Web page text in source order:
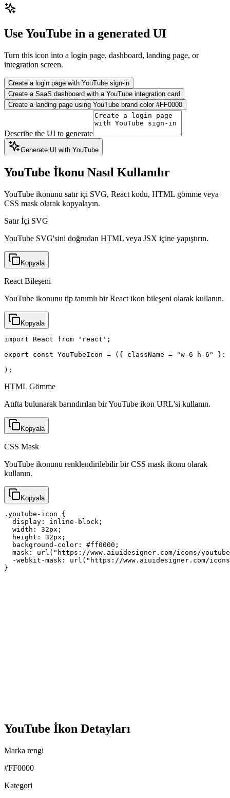
Use YouTube in a generated UI
Turn this icon into a login page, dashboard, landing page, or
integration screen.
Create a login page with YouTube sign-in
Create a SaaS dashboard with a YouTube integration card
Create a landing page using YouTube brand color #FF0000
Describe the UI to generate
Generate UI with YouTube
YouTube İkonu Nasıl Kullanılır
YouTube ikonunu satır içi SVG, React kodu, HTML gömme veya
CSS mask olarak kopyalayın.
Satır İçi SVG
YouTube SVG'sini doğrudan HTML veya JSX içine yapıştırın.
Kopyala
React Bileşeni
YouTube ikonunu tip tanımlı bir React ikon bileşeni olarak kullanın.
Kopyala
import React from 'react';
export const YouTubeIcon = ({ className = "w-6 h-6"
);
HTML Gömme
Atıfta bulunarak barındırılan bir YouTube ikon URL'si kullanın.
Kopyala
CSS Mask
YouTube ikonunu renklendirilebilir bir CSS mask ikonu olarak
kullanın.
Kopyala
.youtube-icon {
  display: inline-block;
  width: 32px;
  height: 32px;
  background-color: #ff0000;
mask: url("https://www.aiuidesigner.com/icons/
-webkit-mask: url("https://www.aiuidesigner.com/
}
YouTube İkon Detayları
Marka rengi
#FF0000
Kategori